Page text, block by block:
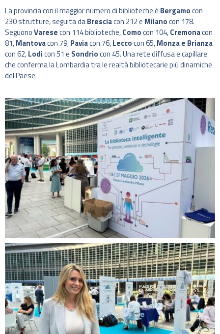
La provincia con il maggior numero di biblioteche è Bergamocon
230 strutture, seguita daBresciacon 212 e Milanocon 178.
SeguonoVaresecon 114 biblioteche,Comocon 104,Cremonacon
81,Mantovacon 79,Paviacon 76,Leccocon 65,Monzae Brianza
con 62,Lodicon 51 e Sondriocon 45. Una rete diffusa e capillare
che conferma la Lombardia tra le realtà bibliotecarie più dinamiche
del Paese.